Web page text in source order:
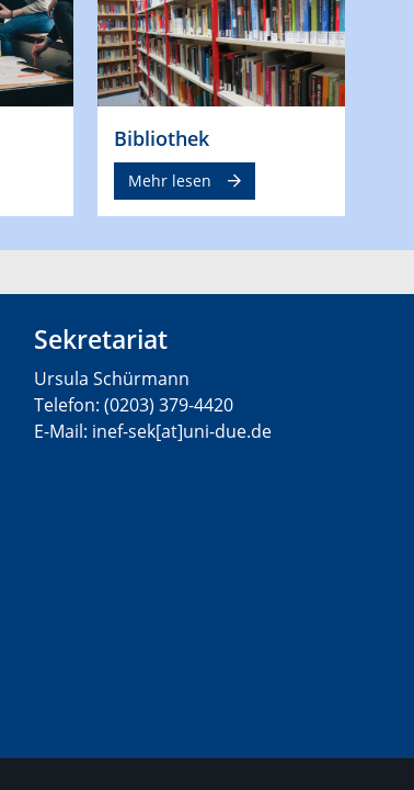
Bibliothek
Mehr lesen
Sekretariat
Ursula Schürmann
Telefon: (0203) 379-4420
E-Mail: inef-sek[at]uni-due.de